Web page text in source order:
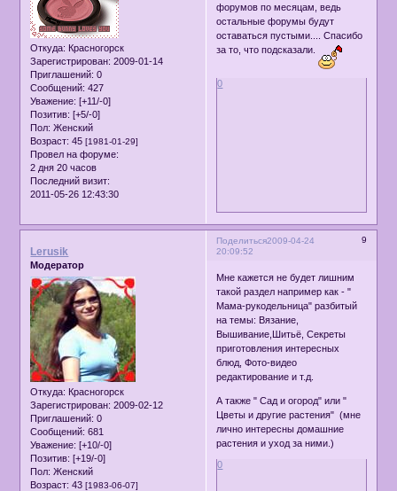
Откуда: Красногорск
Зарегистрирован: 2009-01-14
Приглашений: 0
Сообщений: 427
Уважение: [+11/-0]
Позитив: [+5/-0]
Пол: Женский
Возраст: 45[1981-01-29]
Провел на форуме:
2 дня 20 часов
Последний визит:
2011-05-26 12:43:30
форумов по месяцам, ведь
остальные форумы будут
оставаться пустыми.... Спасибо
за то, что подсказали.
0
Поделиться 9
2009-04-24
20:09:52
Lerusik
Модератор
Откуда: Красногорск
Зарегистрирован: 2009-02-12
Приглашений: 0
Сообщений: 681
Уважение: [+10/-0]
Позитив: [+19/-0]
Пол: Женский
Возраст: 43[1983-06-07]
Мне кажется не будет лишним
такой раздел например как - "
Мама-рукодельница" разбитый
на темы: Вязание,
Вышивание,Шитьё, Секреты
приготовления интересных
блюд, Фото-видео
редактирование и т.д.
А также " Сад и огород" или "
Цветы и другие растения" (мне
лично интересны домашние
растения и уход за ними.)
0